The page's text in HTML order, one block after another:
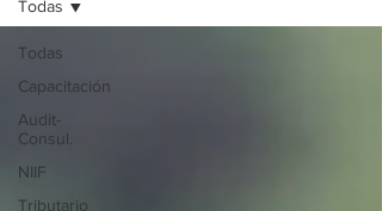
Todas
Capacitación
Audit-
Consul.
NIIF
Tributario
Todas